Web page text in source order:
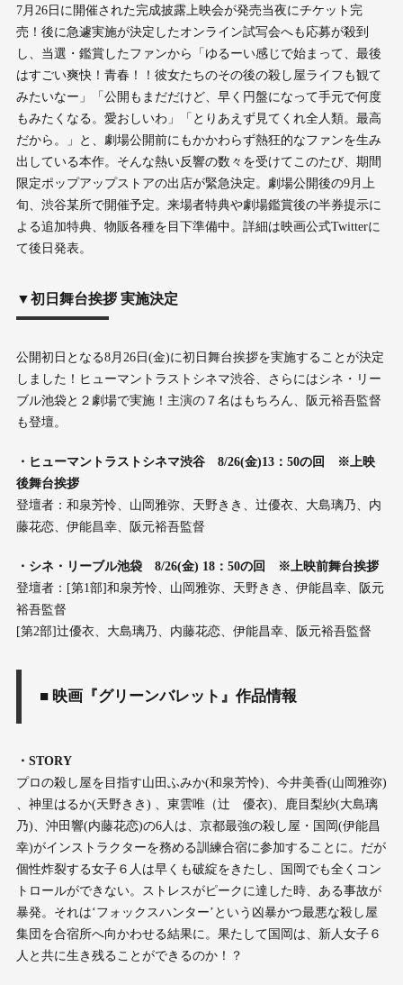
7月26日に開催された完成披露上映会が発売当夜にチケット完
売！後に急遽実施が決定したオンライン試写会へも応募が殺到
し、当選・鑑賞したファンから「ゆるーい感じで始まって、最後
はすごい爽快！青春！！彼女たちのその後の殺し屋ライフも観て
みたいなー」「公開もまだだけど、早く円盤になって手元で何度
もみたくなる。愛おしいわ」「とりあえず見てくれ全人類。最高
だから。」と、劇場公開前にもかかわらず熱狂的なファンを生み
出している本作。そんな熱い反響の数々を受けてこのたび、期間
限定ポップアップストアの出店が緊急決定。劇場公開後の9月上
旬、渋谷某所で開催予定。来場者特典や劇場鑑賞後の半券提示に
よる追加特典、物販各種を目下準備中。詳細は映画公式Twitterに
て後日発表。
▼初日舞台挨拶 実施決定
公開初日となる8月26日(金)に初日舞台挨拶を実施することが決定
しました！ヒューマントラストシネマ渋谷、さらにはシネ・リー
ブル池袋と２劇場で実施！主演の７名はもちろん、阪元裕吾監督
も登壇。
・ヒューマントラストシネマ渋谷 8/26(金)13：50の回 ※上映
後舞台挨拶
登壇者：和泉芳怜、山岡雅弥、天野きき、辻優衣、大島璃乃、内
藤花恋、伊能昌幸、阪元裕吾監督
・シネ・リーブル池袋 8/26(金) 18：50の回 ※上映前舞台挨拶
登壇者：[第1部]和泉芳怜、山岡雅弥、天野きき、伊能昌幸、阪元
裕吾監督
[第2部]辻優衣、大島璃乃、内藤花恋、伊能昌幸、阪元裕吾監督
■ 映画『グリーンバレット』作品情報
・STORY
プロの殺し屋を目指す山田ふみか(和泉芳怜)、今井美香(山岡雅弥)
、神里はるか(天野きき) 、東雲唯（辻 優衣)、鹿目梨紗(大島璃
乃)、沖田響(内藤花恋)の6人は、京都最強の殺し屋・国岡(伊能昌
幸)がインストラクターを務める訓練合宿に参加することに。だが
個性炸裂する女子６人は早くも破綻をきたし、国岡でも全くコン
トロールができない。ストレスがピークに達した時、ある事故が
暴発。それは‘フォックスハンター’という凶暴かつ最悪な殺し屋
集団を合宿所へ向かわせる結果に。果たして国岡は、新人女子６
人と共に生き残ることができるのか！？